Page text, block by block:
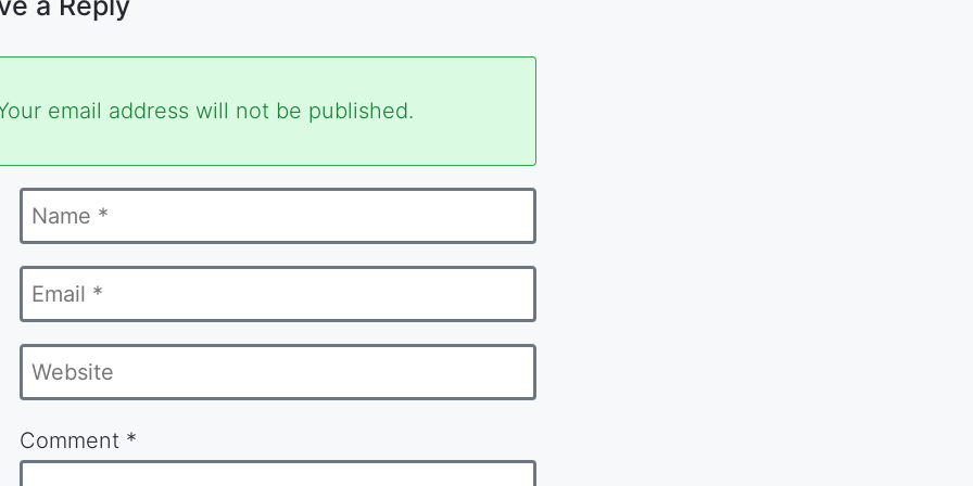
email address will not be published.
Name
*
Email
*
Website
Comment *